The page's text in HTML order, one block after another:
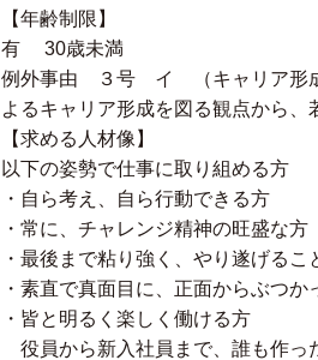
【年齢制限】
有 30歳未満
例外事由 ３号 イ （キャリア形
よるキャリア形成を図る観点から
【求める人材像】
以下の姿勢で仕事に取り組める方
・自ら考え、自ら行動できる方
・常に、チャレンジ精神の旺盛な方
・最後まで粘り強く、やり遂げるこ
・素直で真面目に、正面からぶつか
・皆と明るく楽しく働ける方
役員から新入社員まで、誰も作っ